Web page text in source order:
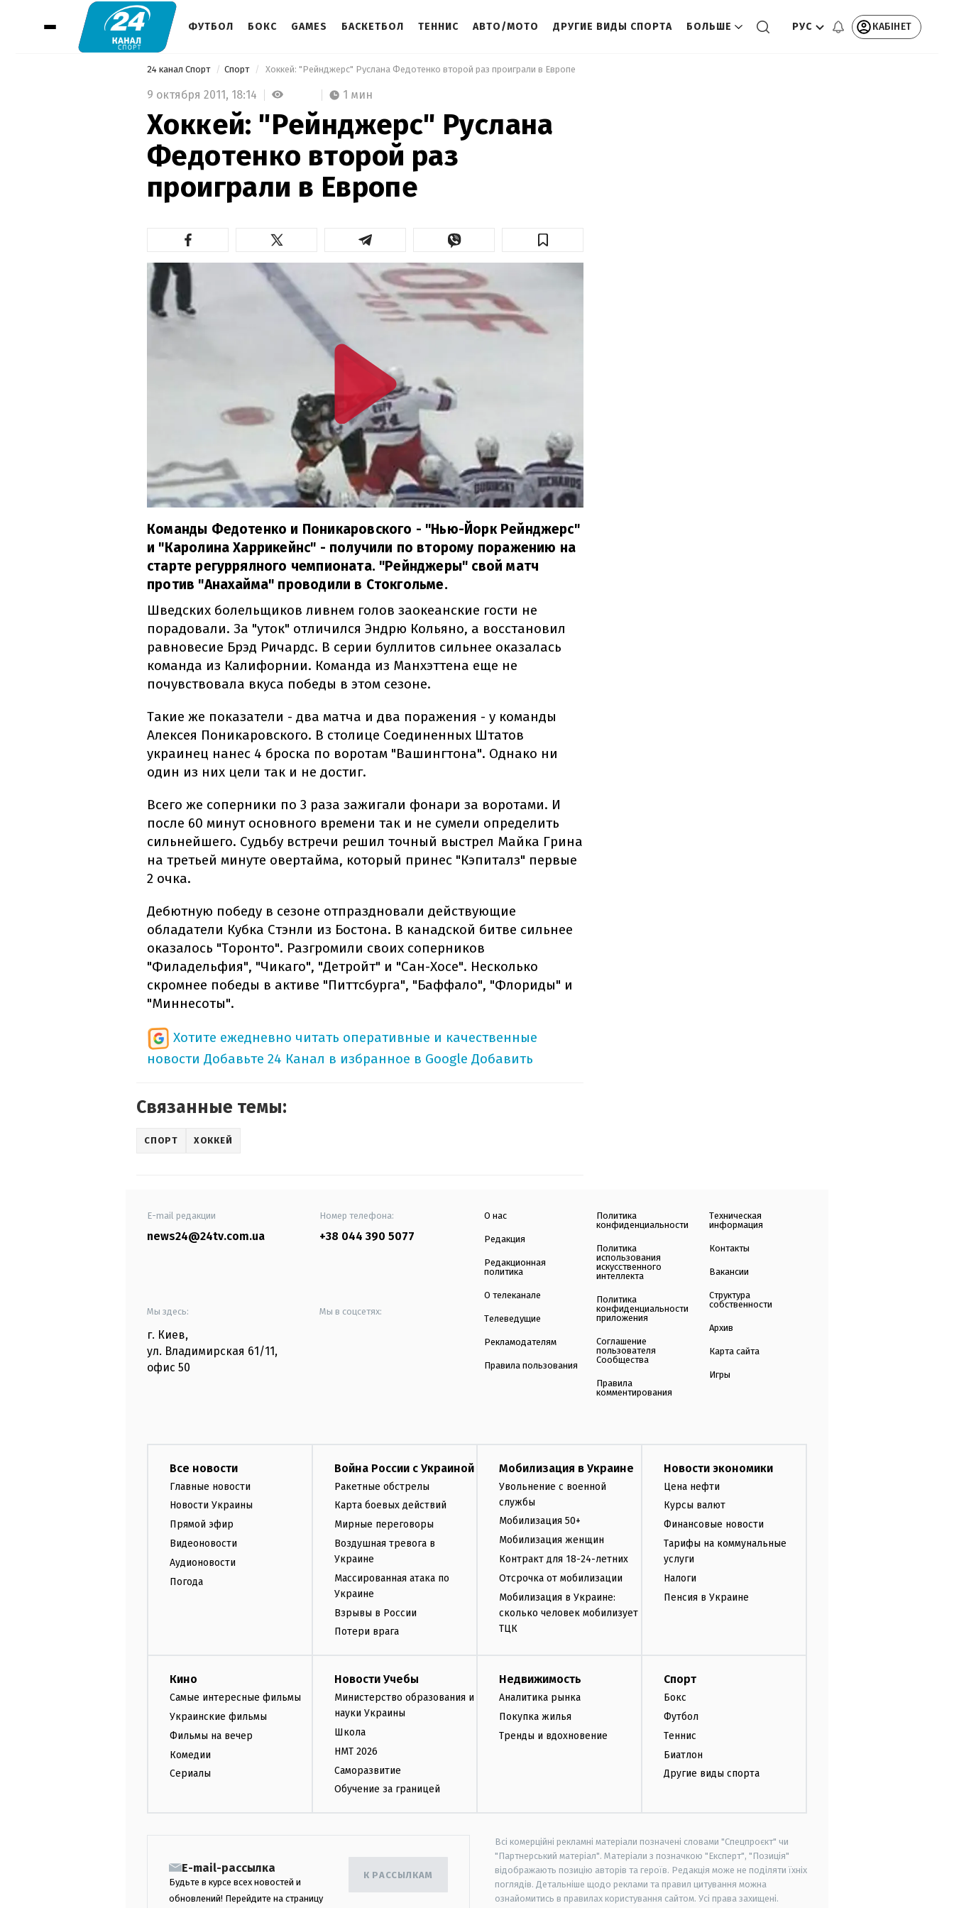
ФУТБОЛ БОКС GAMES БАСКЕТБОЛ ТЕННИС АВТО/МОТО ДРУГИЕ ВИДЫ СПОРТА БОЛЬШЕ РУС КАБІНЕТ
24 канал Спорт Спорт Хоккей: "Рейнджерс" Руслана Федотенко второй раз проиграли в Европе
9 октября 2011, 18:14 1 мин
Хоккей: "Рейнджерс" Руслана
Федотенко второй раз
проиграли в Европе
Команды Федотенко и Поникаровского - "Нью-Йорк Рейнджерс"
и "Каролина Харрикейнс" - получили по второму поражению на
старте регуррялного чемпионата. "Рейнджеры" свой ​​матч
против "Анахайма" проводили в Стокгольме.
Шведских болельщиков ливнем голов заокеанские гости не
порадовали. За "уток" отличился Эндрю Кольяно, а восстановил
равновесие Брэд Ричардс. В серии буллитов сильнее оказалась
команда из Калифорнии. Команда из Манхэттена еще не
почувствовала вкуса победы в этом сезоне.
Такие же показатели - два матча и два поражения - у команды
Алексея Поникаровского. В столице Соединенных Штатов
украинец нанес 4 броска по воротам "Вашингтона". Однако ни
один из них цели так и не достиг.
Всего же соперники по 3 раза зажигали фонари за воротами. И
после 60 минут основного времени так и не сумели определить
сильнейшего. Судьбу встречи решил точный выстрел Майка Грина
на третьей минуте овертайма, который принес "Кэпиталз" первые
2 очка.
Дебютную победу в сезоне отпраздновали действующие
обладатели Кубка Стэнли из Бостона. В канадской битве сильнее
оказалось "Торонто". Разгромили своих соперников
"Филадельфия", "Чикаго", "Детройт" и "Сан-Хосе". Несколько
скромнее победы в активе "Питтсбурга", "Баффало", "Флориды" и
"Миннесоты".
Хотите ежедневно читать оперативные и качественные
новости Добавьте 24 Канал в избранное в Google Добавить
Связанные темы:
СПОРТ ХОККЕЙ
E-mail редакции
news24@24tv.com.ua
Номер телефона:
+38 044 390 5077
Мы здесь:
г. Киев,
ул. Владимирская 61/11,
офис 50
Мы в соцсетях:
О нас
Редакция
Редакционная
политика
О телеканале
Телеведущие
Рекламодателям
Правила пользования
Политика
конфиденциальности
Политика
использования
искусственного
интеллекта
Политика
конфиденциальности
приложения
Соглашение
пользователя
Сообщества
Правила
комментирования
Техническая
информация
Контакты
Вакансии
Структура
собственности
Архив
Карта сайта
Игры
Все новости
Главные новости
Новости Украины
Прямой эфир
Видеоновости
Аудионовости
Погода
Война России с Украиной
Ракетные обстрелы
Карта боевых действий
Мирные переговоры
Воздушная тревога в
Украине
Массированная атака по
Украине
Взрывы в России
Потери врага
Мобилизация в Украине
Увольнение с военной
службы
Мобилизация 50+
Мобилизация женщин
Контракт для 18-24-летних
Отсрочка от мобилизации
Мобилизация в Украине:
сколько человек мобилизует
ТЦК
Новости экономики
Цена нефти
Курсы валют
Финансовые новости
Тарифы на коммунальные
услуги
Налоги
Пенсия в Украине
Кино
Самые интересные фильмы
Украинские фильмы
Фильмы на вечер
Комедии
Сериалы
Новости Учебы
Министерство образования и
науки Украины
Школа
НМТ 2026
Саморазвитие
Обучение за границей
Недвижимость
Аналитика рынка
Покупка жилья
Тренды и вдохновение
Спорт
Бокс
Футбол
Теннис
Биатлон
Другие виды спорта
E-mail-рассылка
Будьте в курсе всех новостей и
обновлений! Перейдите на страницу
К РАССЫЛКАМ
Всі комерційні рекламні матеріали позначені словами "Спецпроєкт" чи
"Партнерський матеріал". Матеріали з позначкою "Експерт", "Позиція"
відображають позицію авторів та героїв. Редакція може не поділяти їхніх
поглядів. Детальніше щодо реклами та правил цитування можна
ознайомитись в правилах користування сайтом. Усі права захищені.